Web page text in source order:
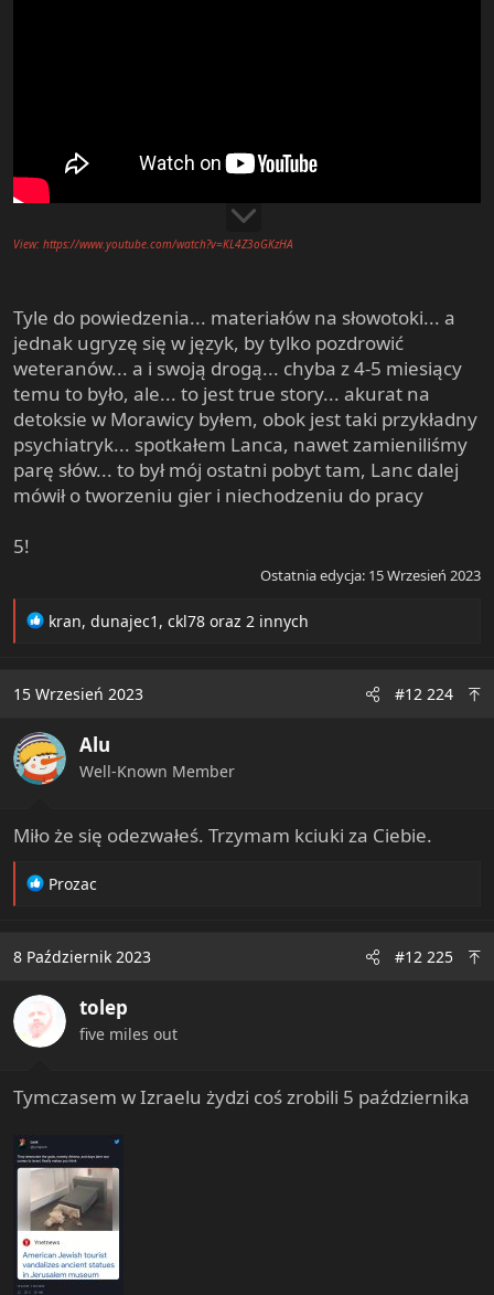
View: https://www.youtube.com/watch?v=KL4Z3oGKzHA
Tyle do powiedzenia... materiałów na słowotoki... a
jednak ugryzę się w język, by tylko pozdrowić
weteranów... a i swoją drogą... chyba z 4-5 miesiący
temu to było, ale... to jest true story... akurat na
detoksie w Morawicy byłem, obok jest taki przykładny
psychiatryk... spotkałem Lanca, nawet zamieniliśmy
parę słów... to był mój ostatni pobyt tam, Lanc dalej
mówił o tworzeniu gier i niechodzeniu do pracy
5!
Ostatnia edycja: 15 Wrzesień 2023
R
t
o
n
s
kran, dunajec1 , ckl78 oraz 2 innych
15 Wrzesień 2023 #12 224
Alu
Well-Known Member
Miło że się odezwałeś. Trzymam kciuki za Ciebie.
R
c
t
o
n
s
Prozac
8 Październik 2023 #12 225
tolep
five miles out
Tymczasem w Izraelu żydzi coś zrobili 5 października